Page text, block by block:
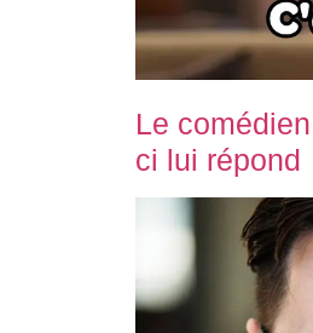
Le
ci lui répond